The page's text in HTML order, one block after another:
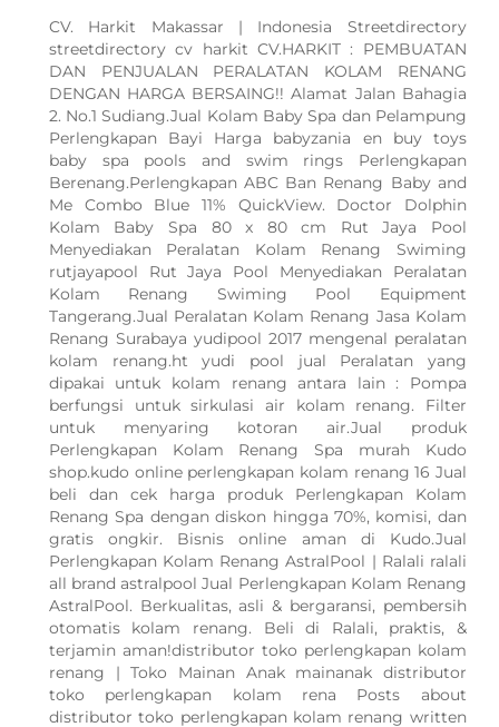
CV. Harkit Makassar | Indonesia Streetdirectory
streetdirectory cv harkit CV.HARKIT : PEMBUATAN
DAN PENJUALAN PERALATAN KOLAM RENANG
DENGAN HARGA BERSAING!! Alamat Jalan Bahagia
2. No.1 Sudiang.Jual Kolam Baby Spa dan Pelampung
Perlengkapan Bayi Harga babyzania en buy toys
baby spa pools and swim rings Perlengkapan
Berenang.Perlengkapan ABC Ban Renang Baby and
Me Combo Blue 11% QuickView. Doctor Dolphin
Kolam Baby Spa 80 x 80 cm Rut Jaya Pool
Menyediakan Peralatan Kolam Renang Swiming
rutjayapool Rut Jaya Pool Menyediakan Peralatan
Kolam Renang Swiming Pool Equipment
Tangerang.Jual Peralatan Kolam Renang Jasa Kolam
Renang Surabaya yudipool 2017 mengenal peralatan
kolam renang.ht yudi pool jual Peralatan yang
dipakai untuk kolam renang antara lain : Pompa
berfungsi untuk sirkulasi air kolam renang. Filter
untuk menyaring kotoran air.Jual produk
Perlengkapan Kolam Renang Spa murah Kudo
shop.kudo online perlengkapan kolam renang 16 Jual
beli dan cek harga produk Perlengkapan Kolam
Renang Spa dengan diskon hingga 70%, komisi, dan
gratis ongkir. Bisnis online aman di Kudo.Jual
Perlengkapan Kolam Renang AstralPool | Ralali ralali
all brand astralpool Jual Perlengkapan Kolam Renang
AstralPool. Berkualitas, asli & bergaransi, pembersih
otomatis kolam renang. Beli di Ralali, praktis, &
terjamin aman!distributor toko perlengkapan kolam
renang | Toko Mainan Anak mainanak distributor
toko perlengkapan kolam rena Posts about
distributor toko perlengkapan kolam renang written